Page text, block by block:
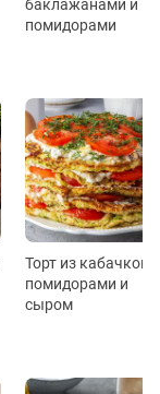
баклажанами и
помидорами
Торт из кабачков с
помидорами и
сыром